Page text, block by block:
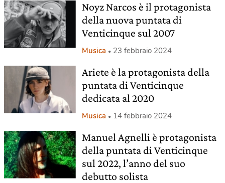
Noyz Narcos è il protagonista
della nuova puntata di
Venticinque sul 2007
Musica 23 febbraio 2024
Ariete è la protagonista della
puntata di Venticinque
dedicata al 2020
Musica 14 febbraio 2024
Manuel Agnelli è protagonista
della puntata di Venticinque
sul 2022, l’anno del suo
debutto solista